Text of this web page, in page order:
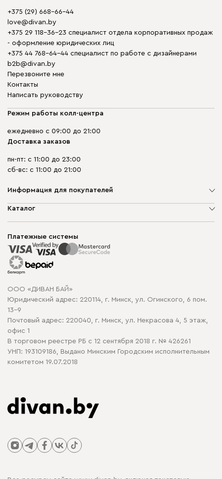
+375 (29) 668-66-44
love@divan.by
+375 29 118-36-23 специалист отдела корпоративных продаж
- оформление юридических лиц
+375 44 768-64-44 специалист по работе с дизайнерами
b2b@divan.by
Перезвоните мне
Контакты
Написать руководству
Режим работы колл-центра
ежедневно с 09:00 до 21:00
Доставка заказов
пн-пт: с 11:00 до 23:00
сб-вс: с 11:00 до 21:00
Информация для покупателей
О компании
Способы оплаты
Рассрочка и кредит
Гарантия
Карта сайта
Политика конфиденциальности
Политика в отношении обработки cookie
Каталог
Корпусная мебель
Распродажа мебели
Платежные системы
ООО «ДИВАН БАЙ»
Юридический адрес: 220114, г. Минск, ул. Огинского, 6 пом.
13-9
Почтовый адрес: 220040, г. Минск, ул. Некрасова 4, 5 этаж,
офис 1
В торговом реестре РБ с 12 сентября 2018 г. № 426261
УНП: 193109186, Выдано Минским Городским исполнительным
комитетом 19.07.2018